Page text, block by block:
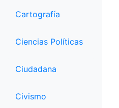
Cartografía
Ciencias Políticas
Ciudadana
Civismo